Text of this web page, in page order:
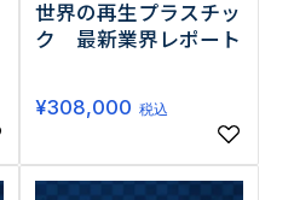
世界の再生プラスチッ
ク 最新業界レポート
¥308,000 税込